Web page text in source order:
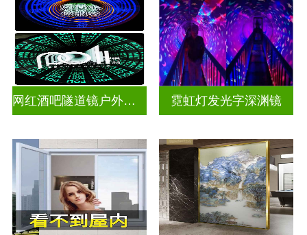
网红酒吧隧道镜户外门头招牌深渊镜千层镜 霓虹灯发光字深渊镜